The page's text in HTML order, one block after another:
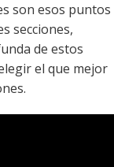
son esos puntos
secciones,
de estos
el que mejor